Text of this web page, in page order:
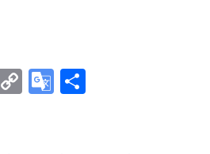
Li
C
G